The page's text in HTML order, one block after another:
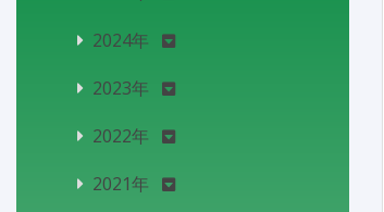
2024年
2023年
2022年
2021年